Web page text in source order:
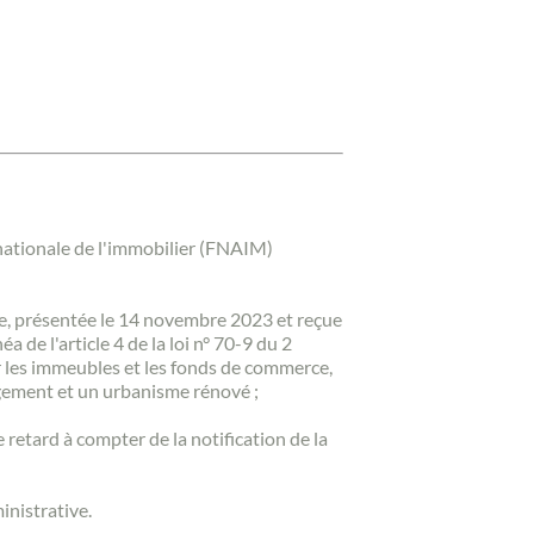
de l'immobilier (FNAIM)
présentée le 14 novembre 2023 et reçue
de l'article 4 de la loi n° 70-9 du 2
immeubles et les fonds de commerce,
et un urbanisme rénové ;
retard à compter de la notification de la